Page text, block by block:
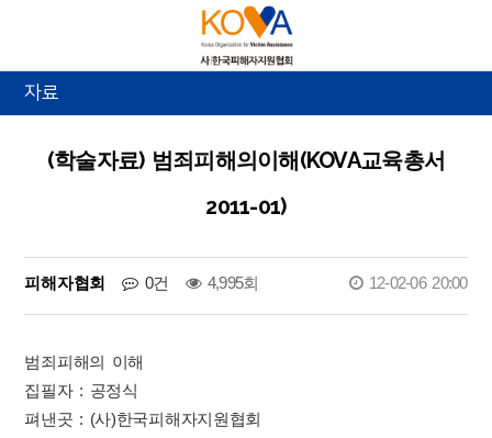
자료
(학술자료) 범죄피해의이해(KOVA교육총서
2011-01)
피해자협회 0건 4,995회 12-02-06 20:00
범죄피해의 이해
집필자 : 공정식
펴낸곳 : (사)한국피해자지원협회